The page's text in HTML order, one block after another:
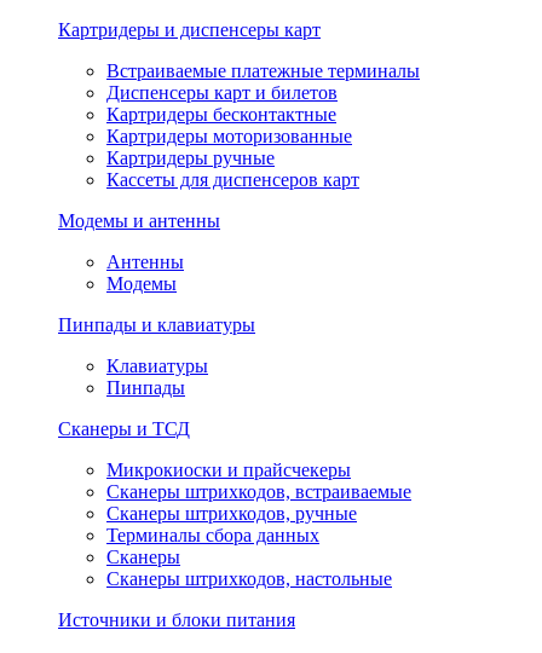
Картридеры и диспенсеры карт
Встраиваемые платежные терминалы
Диспенсеры карт и билетов
Картридеры бесконтактные
Картридеры моторизованные
Картридеры ручные
Кассеты для диспенсеров карт
Модемы и антенны
Антенны
Модемы
Пинпады и клавиатуры
Клавиатуры
Пинпады
Сканеры и ТСД
Микрокиоски и прайсчекеры
Сканеры штрихкодов, встраиваемые
Сканеры штрихкодов, ручные
Терминалы сбора данных
Сканеры
Сканеры штрихкодов, настольные
Источники и блоки питания